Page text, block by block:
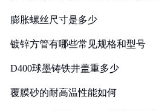
膨胀螺丝尺寸是多少
镀锌方管有哪些常见规格和型号
D400球墨铸铁井盖重多少
覆膜砂的耐高温性能如何